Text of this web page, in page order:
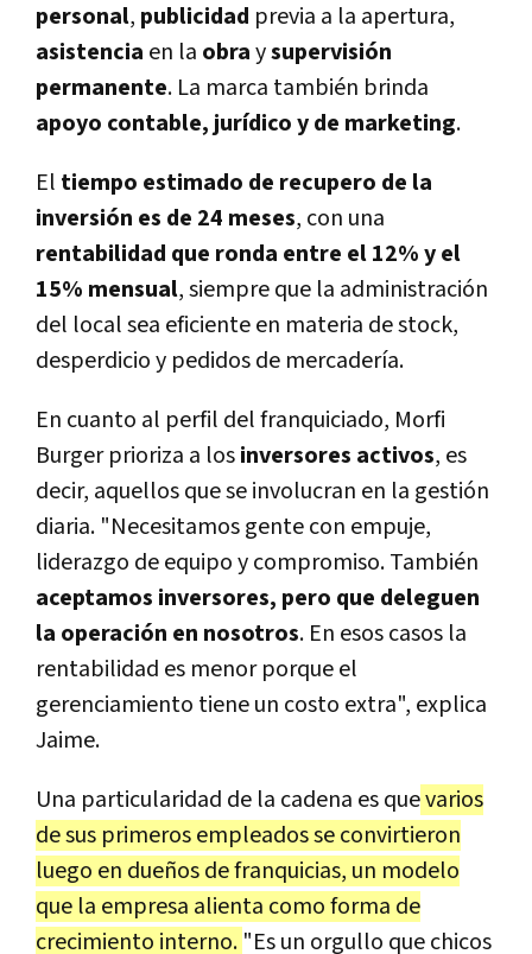
personal, publicidad previa a la apertura,
asistencia en la obraysupervisión
permanente. La marca también brinda
apoyo contable, jurídico y de marketing.
El tiempo estimado de recupero de la
inversión es de 24 meses, con una
rentabilidad que ronda entre el 12% y el
15% mensual, siempre que la administración
del local sea eficiente en materia de stock,
desperdicio y pedidos de mercadería.
En cuanto al perfil del franquiciado, Morfi
Burger prioriza a losinversores activos, es
decir, aquellos que se involucran en la gestión
diaria. "Necesitamos gente con empuje,
liderazgo de equipo y compromiso. También
aceptamos inversores, pero que deleguen
la operación en nosotros. En esos casos la
rentabilidad es menor porque el
gerenciamiento tiene un costo extra", explica
Jaime.
Una particularidad de la cadena es quevarios
de sus primeros empleados se convirtieron
luego en dueños de franquicias, un modelo
que la empresa alienta como forma de
crecimiento interno. "Es un orgullo que chicos